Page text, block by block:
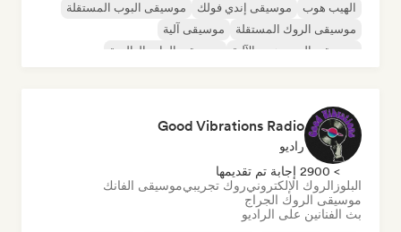
الهيب هوب موسيقى إندي فولك
موسيقى البوب المستقلة
موسيقى الروك المستقلة
موسيقى آلية
موسيقى الهيب هوب الآلية
موسيقى الراب العالمية
Good Vibrations Radio
راديو
> 2900 إجابة تم تقديمها
البلوز الروك الإلكترونيروك تجريبيموسيقى الفانك
موسيقى الروك الجراج
بث الفنانين على الراديو